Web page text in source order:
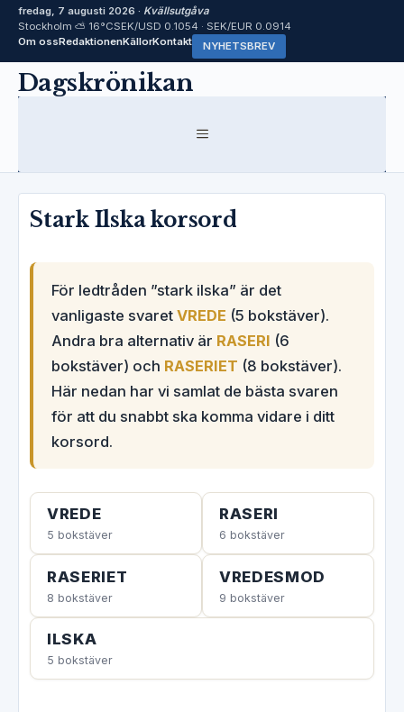
fredag, 7 augusti 2026 · Kvällsutgåva
Stockholm ⛅ 16°CSEK/USD 0.1054 · SEK/EUR 0.0914
Om ossRedaktionenKällorKontakt NYHETSBREV
HoppaDagskrönikan
MENY
Stark Ilska korsord
För ledtråden ”stark ilska” är det
vanligaste svaret VREDE (5 bokstäver).
Andra bra alternativ är RASERI (6
bokstäver) och RASERIET (8 bokstäver).
Här nedan har vi samlat de bästa svaren
för att du snabbt ska komma vidare i ditt
korsord.
VREDE
5 bokstäver
RASERI
6 bokstäver
RASERIET
8 bokstäver
VREDESMOD
9 bokstäver
ILSKA
5 bokstäver